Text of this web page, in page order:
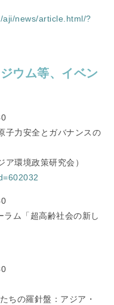
news/article.html/?
ウム等、イベン
子力安全とガバナンスの
ア環境政策研究会）
ム「超高齢社会の新し
ちの羅針盤：アジア・